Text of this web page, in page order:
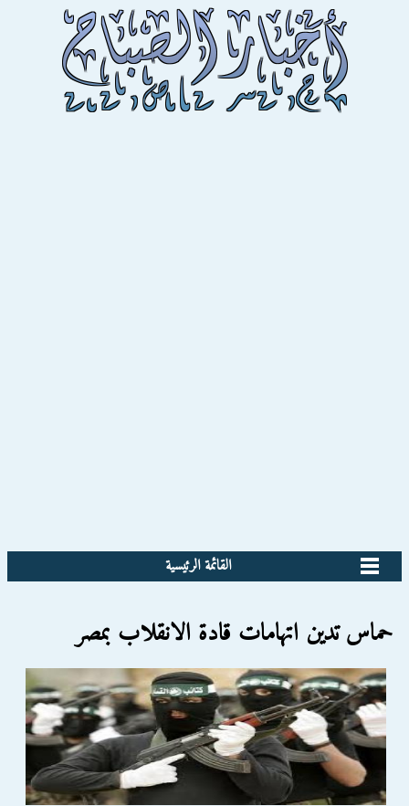
القائمة الرئيسية
حماس تدين اتهامات قادة الانقلاب بمصر